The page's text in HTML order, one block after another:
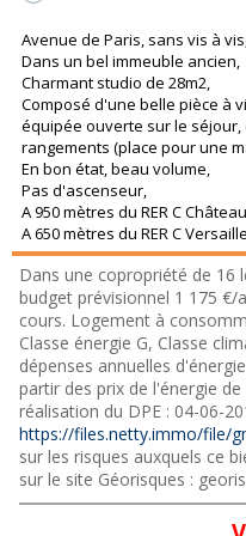
Avenue de Paris, sans vis à
Dans un bel immeuble ancien,
Charmant studio de 28m2,
Composé d'une belle pièce à
équipée ouverte sur le séjour,
rangements (place pour une
En bon état, beau volume,
Pas d'ascenseur,
A 950 mètres du RER C
A 650 mètres du RER C
Dans une copropriété de 16
budget prévisionnel 1 175 €/
cours. Logement à
Classe énergie G, Classe
dépenses annuelles
partir des prix de l'énergie
réalisation du DPE : 04-06-
https://files.netty.immo/file/
sur les risques auxquels ce
sur le site Géorisques :